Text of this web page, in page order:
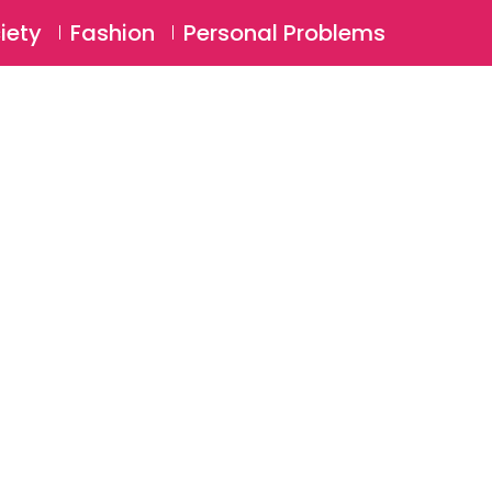
Login ⚲
Fashion Personal Problems